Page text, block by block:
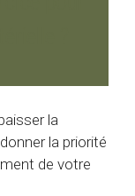
la
la priorité
de votre